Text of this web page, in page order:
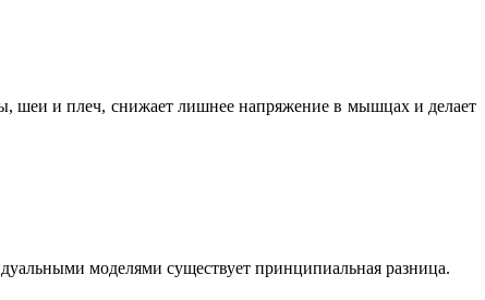
шеи и плеч, снижает лишнее напряжение в мышцах и делает
моделями существует принципиальная разница.